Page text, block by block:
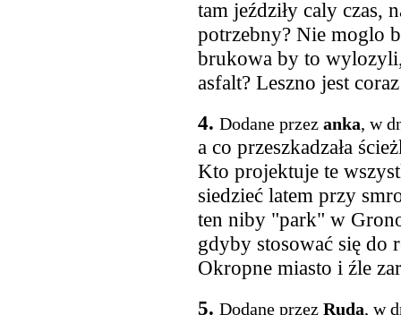
tam jeździły caly czas,
potrzebny? Nie moglo
brukowa by to
asfalt? Leszno jest
4. Dodane przez anka, w
a co przeszkadzała
Kto projektuje te
siedzieć latem przy
ten niby "park" w
gdyby stosować się do
Okropne miasto i źle
5. Dodane przez Ruda, w